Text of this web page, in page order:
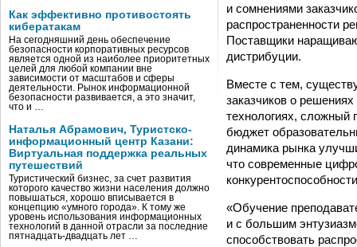
Как эффективно противостоять
кибератакам
На сегодняшний день обеспечение
безопасности корпоративных ресурсов
является одной из наиболее приоритетных
целей для любой компании вне
зависимости от масштабов и сферы
деятельности. Рынок информационной
безопасности развивается, а это значит,
что и …
Наталья Абрамович, Туристско-
информационный центр Казани:
Виртуальная поддержка реальных
путешествий
Туристический бизнес, за счет развития
которого качество жизни населения должно
повышаться, хорошо вписывается в
концепцию «умного города». К тому же
уровень использования информационных
технологий в данной отрасли за последние
пятнадцать-двадцать лет …
и сомнениями
распространенности
Поставщики
дистрибуции.
Вместе с тем,
заказчиков о
технологиях, сложный
бюджет
динамика рынка
что современные
«Обучение
и с большим
способствовать